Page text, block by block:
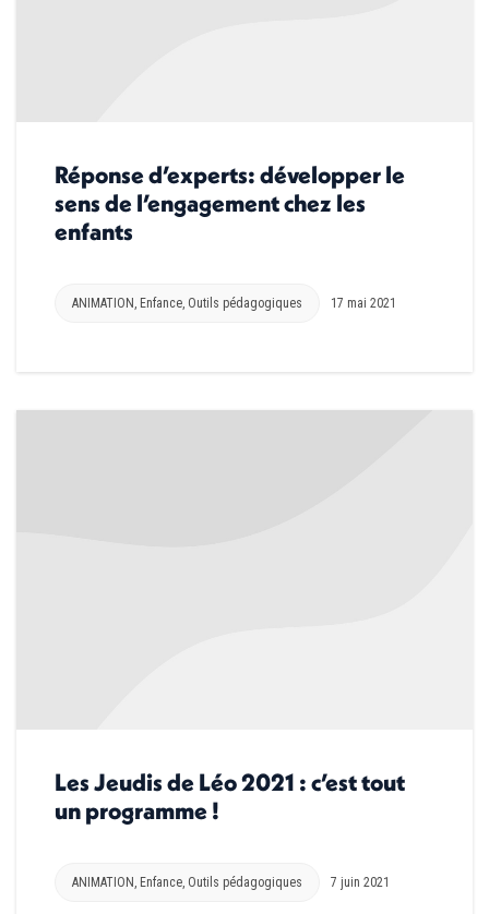
Réponse d’experts: développer le
sens de l’engagement chez les
enfants
ANIMATION , Enfance, Outils pédagogiques 17 mai 2021
Les Jeudis de Léo 2021 : c’est tout
un programme !
ANIMATION Enfance Outils pédagogiques 7 juin 2021